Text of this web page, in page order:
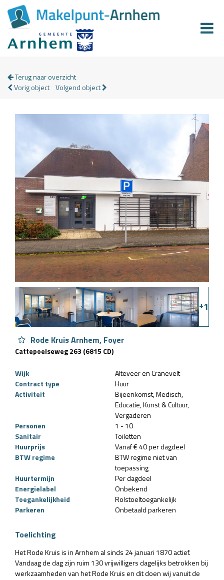
Terug naar overzicht
Vorig object Volgend object
+1
Rode Kruis Arnhem, Foyer
Cattepoelseweg 263 (6815 CD)
Wijk
Alteveer en Cranevelt
Contract type
Huur
Activiteit
Bijeenkomst Medisch
Educatie Kunst & Cultuur
Vergaderen
Personen
1 - 10
Sanitair
Toiletten
Huurprijs
Vanaf € 40 per dagdeel
BTW regime
BTW regime niet van
toepassing
Huurtermijn
Per dagdeel
Energielabel
Onbekend
Toegankelijkheid
Rolstoeltoegankelijk
Parkeren
Onbetaald parkeren
Toelichting
Het Rode Kruis is in Arnhem al sinds 24 januari 1870 actief.
Vandaag de dag zijn ruim 130 vrijwilligers ​dagelijks ​betrokken bij
werkzaamheden van het Rode Kruis en dit doen wij vanuit de